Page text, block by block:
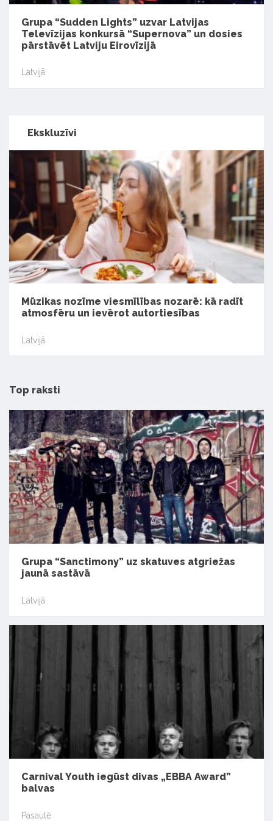
Grupa “Sudden Lights” uzvar Latvijas
Televīzijas konkursā “Supernova” un dosies
pārstāvēt Latviju Eirovīzijā
Latvijā
Ekskluzīvi
Mūzikas nozīme viesmīlības nozarē: kā radīt
atmosfēru un ievērot autortiesības
Latvijā
Top raksti
Grupa “Sanctimony” uz skatuves atgriežas
jaunā sastāvā
Latvijā
Carnival Youth iegūst divas „EBBA Award”
balvas
Pasaulē